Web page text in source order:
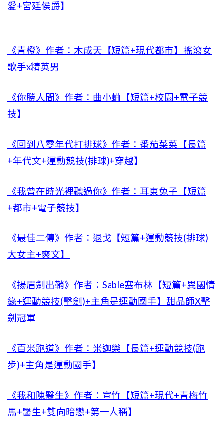
愛+宮廷侯爵】
《青橙》作者：木成天【短篇+現代都市】搖滾女
歌手x精英男
《你勝人間》作者：曲小蛐【短篇+校園+電子競
技】
《回到八零年代打排球》作者：番茄菜菜【長篇
+年代文+運動競技(排球)+穿越】
《我曾在時光裡聽過你》作者：耳東兔子【短篇
+都市+電子競技】
《最佳二傳》作者：退戈【短篇+運動競技(排球)
大女主+爽文】
《揚眉劍出鞘》作者：Sable塞布林【短篇+異國情
緣+運動競技(擊劍)+主角是運動國手】甜品師X擊
劍冠軍
《百米跑道》作者：米迦樂【長篇+運動競技(跑
步)+主角是運動國手】
《我和陳醫生》作者：宣竹【短篇+現代+青梅竹
馬+醫生+雙向暗戀+第一人稱】